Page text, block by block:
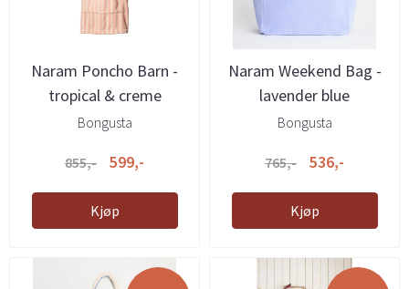
Naram Poncho Barn -
tropical & creme
Bongusta
855,- 599,-
Kjøp
Naram Weekend Bag -
lavender blue
Bongusta
765,- 536,-
Kjøp